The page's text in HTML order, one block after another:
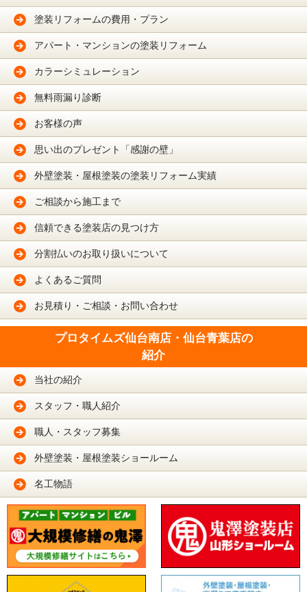
塗装リフォームの費用・プラン
アパート・マンションの塗装リフォーム
カラーシミュレーション
無料雨漏り診断
お客様の声
思い出のプレゼント「感謝の壁」
外壁塗装・屋根塗装の塗装リフォーム実績
ご相談から施工まで
信頼できる塗装店の見つけ方
分割払いのお取り扱いについて
よくあるご質問
お見積り・ご相談・お問い合わせ
プロタイムズ仙台南店・仙台青葉店の
紹介
当社の紹介
スタッフ・職人紹介
職人・スタッフ募集
外壁塗装・屋根塗装ショールーム
名工物語